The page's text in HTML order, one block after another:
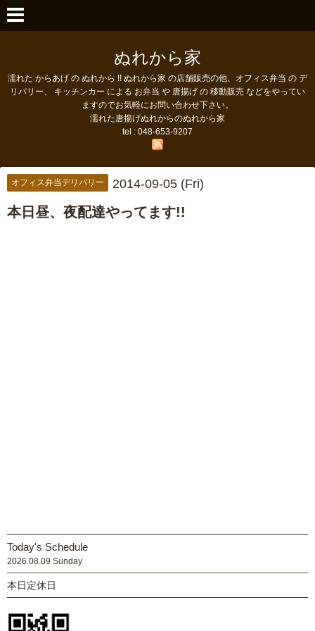
ぬれから家
濡れた からあげ の ぬれから !! ぬれから家 の店舗販売の他、オフィス弁当 の デ
リバリー、 キッチンカー による お弁当 や 唐揚げ の 移動販売 などをやってい
ますのでお気軽にお問い合わせ下さい。
濡れた唐揚げぬれからのぬれから家
tel : 048-653-9207
オフィス弁当デリバリー 2014-09-05 (Fri)
本日昼、夜配達やってます!!
Today's Schedule
2026.08.09 Sunday
本日定休日